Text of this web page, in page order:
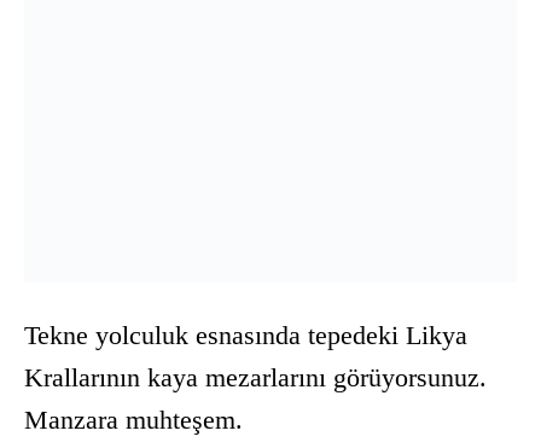
Tekne yolculuk esnasında tepedeki Likya
Krallarının kaya mezarlarını görüyorsunuz.
Manzara muhteşem.